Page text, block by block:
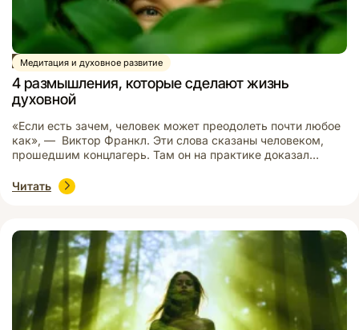
Медитация и духовное развитие
Статья
4 размышления, которые сделают жизнь
духовной
«Если есть зачем, человек может преодолеть почти любое
как», — Виктор Франкл. Эти слова сказаны человеком,
прошедшим концлагерь. Там он на практике доказал
статье мы обсудим вопросы мотивации в практике Рейки.
Ноябрьский Клубный день назывался «Секреты успеха».
Читать